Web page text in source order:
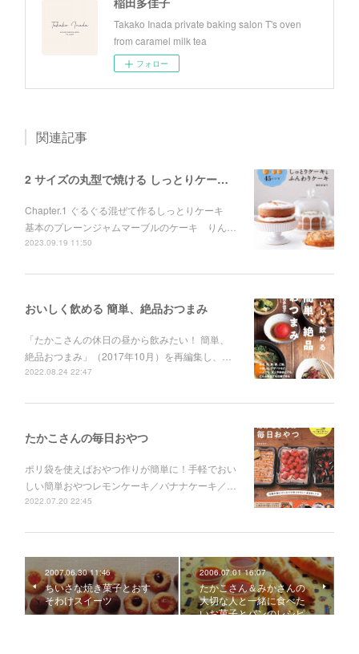
Takako Inada private baking salon T's oven
from caramel milk tea
フォロー
関連記事
2 サイズの丸型で焼ける しっとりケーキとふんわりケーキ
Chapter.1 ぐるぐる混ぜて作るしっとりケーキ
基本のプレーンジャムマーブルのケーキ りん…
2023.09.19 11:50
おいしく飲める 簡単、絶品おつまみ
「たかこさんの休日の昼から飲みたい！ 簡単、
絶品おつまみ」（2017年10月）を再編集し、…
2022.08.24 22:47
たかこさんの毎日おやつ
ポリ袋を使えばおやつ作りが簡単に！手軽でおい
しい簡単おやつレモンケーキ／バナナケーキ／…
2022.07.20 22:45
2007.06.30 11:46
ちいさな焼き菓子とおす
そわけスイーツ
2006.07.01 16:07
たかこさん＆みかさんの
大切な人と一緒に食べた
いお菓子とパンのレシピ